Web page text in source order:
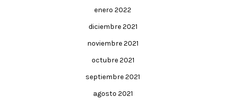
enero 2022
diciembre 2021
noviembre 2021
octubre 2021
septiembre 2021
agosto 2021